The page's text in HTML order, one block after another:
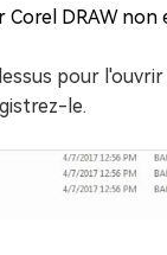
Corel DRAW non
pour l'ouvrir
le.